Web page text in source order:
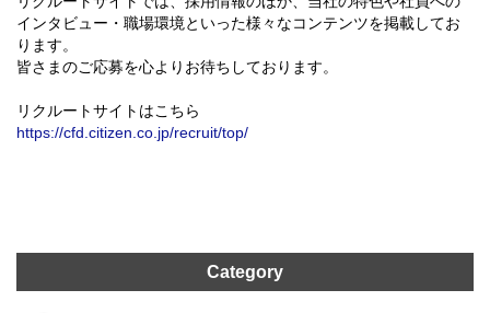
インタビュー・職場環境といった様々なコンテンツを掲載してお
ります。
皆さまのご応募を心よりお待ちしております。
リクルートサイトはこちら
https://cfd.citizen.co.jp/recruit/top/
Category